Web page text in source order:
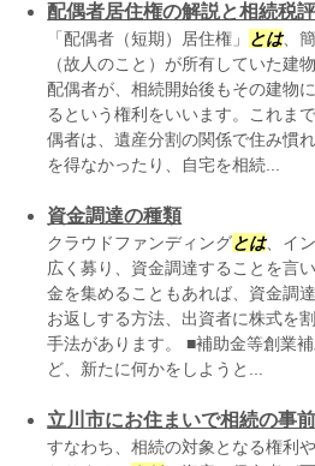
配偶者居住権の解説と相続税
「配偶者（短期）居住権」 とは、
（故人のこと）が所有していた建
配偶者が、相続開始後もその建物
るという権利をいいます。これま
偶者は、遺産分割の関係で住み慣
を得なかったり、自宅を相続...
資金調達の種類
クラウドファンディングとは、イ
広く募り、資金調達することを言
金を集めることもあれば、資金調
お返しする方法、出資者に株式を
手法があります。 ■補助金等創業
ど、新たに何かをしようと...
立川市にお住まいで相続の事
すなわち、相続の対象となる権利